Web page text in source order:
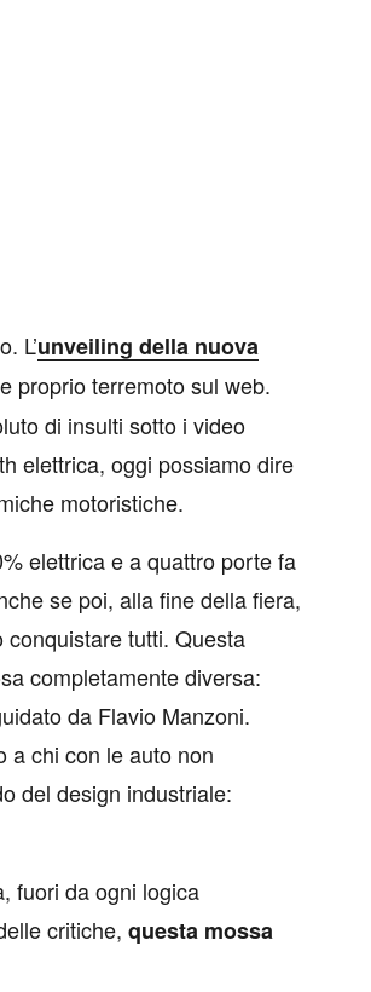
L’unveiling della nuova
proprio terremoto sul web.
di insulti sotto i video
elettrica, oggi possiamo dire
motoristiche.
elettrica e a quattro porte fa
se poi, alla fine della fiera,
tutti. Questa
completamente diversa:
da Flavio Manzoni.
a chi con le auto non
del design industriale:
fuori da ogni logica
critiche, questa mossa